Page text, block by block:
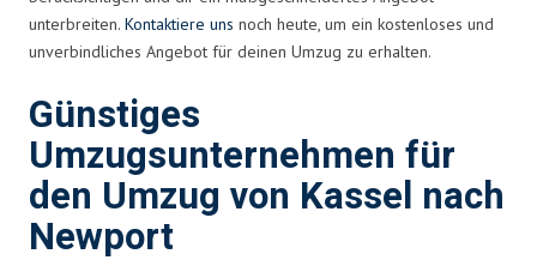
unterbreiten. Kontaktiere uns noch heute, um ein kostenloses und
unverbindliches Angebot für deinen Umzug zu erhalten.
Günstiges
Umzugsunternehmen für
den Umzug von Kassel nach
Newport